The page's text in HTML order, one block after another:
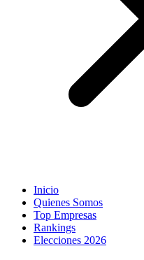
Inicio
Quienes Somos
Top Empresas
Rankings
Elecciones 2026